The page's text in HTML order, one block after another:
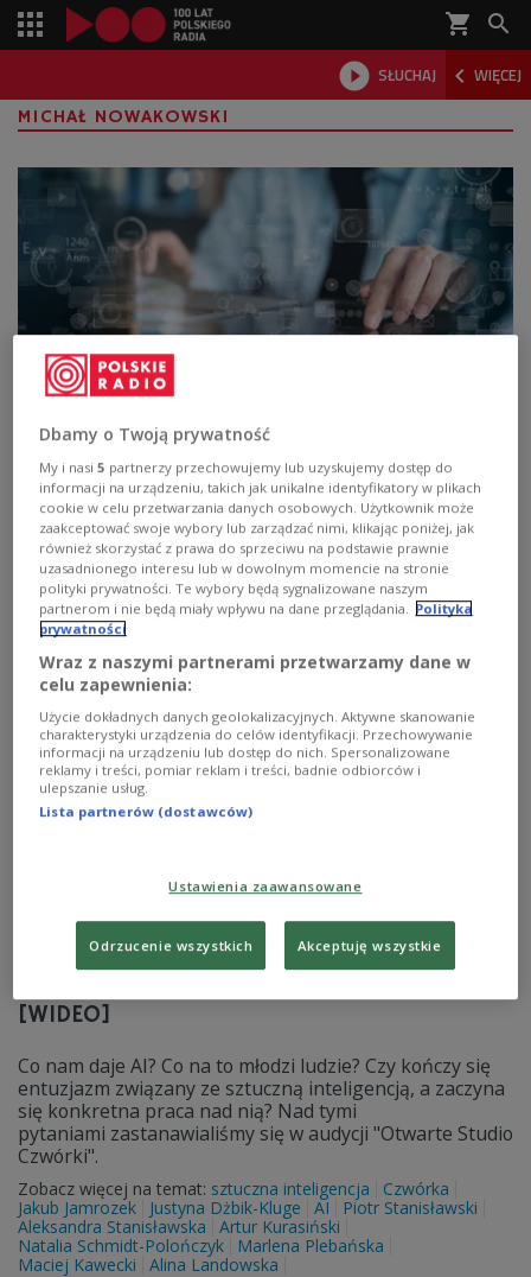
shopping_cart 
 SŁUCHAJ  WIĘCEJ

MICHAŁ NOWAKOWSKI
Czy z nowymi technologiami da się
dobrze żyć?
Czy jesteśmy skazani na życie w społeczeństwie, w
którym technologia dyktuje warunki funkcjonowania?
Czy możemy sobie pozwolić na odejście od niej, albo
choć na ograniczenie jej roli?
Zobacz więcej na temat:Trójka Zobacz także Michał Matus
media społecznościowe
cyfryzacja
socjologia Magdalena Bigaj
AI - koniec czy początek
[WIDEO]
Co nam daje AI? Co na to młodzi ludzie? Czy kończy się
entuzjazm związany ze sztuczną inteligencją, a zaczyna
się konkretna praca nad nią? Nad tymi
pytaniami zastanawialiśmy się w audycji "Otwarte Studio
Czwórki".
Zobacz więcej na temat: sztuczna inteligencja
Czwórka
Jakub Jamrozek
Justyna Dżbik-Kluge AI
Piotr Stanisławski
Aleksandra Stanisławska
Artur Kurasiński
Natalia Schmidt-Polończyk
Marlena Plebańska
Maciej Kawecki
Alina Landowska
Dbamy o Twoją prywatność
My i nasi5 partnerzy przechowujemy lub uzyskujemy dostęp do
informacji na urządzeniu, takich jak unikalne identyfikatory w plikach
cookie w celu przetwarzania danych osobowych. Użytkownik może
zaakceptować swoje wybory lub zarządzać nimi, klikając poniżej, jak
również skorzystać z prawa do sprzeciwu na podstawie prawnie
uzasadnionego interesu lub w dowolnym momencie na stronie
polityki prywatności. Te wybory będą sygnalizowane naszym
partnerom i nie będą miały wpływu na dane przeglądania. Polityka
prywatności
Wraz z naszymi partnerami przetwarzamy dane w
celu zapewnienia:
Użycie dokładnych danych geolokalizacyjnych. Aktywne skanowanie
charakterystyki urządzenia do celów identyfikacji. Przechowywanie
informacji na urządzeniu lub dostęp do nich. Spersonalizowane
reklamy i treści, pomiar reklam i treści, badnie odbiorców i
ulepszanie usług.
Lista partnerów (dostawców)
Ustawienia zaawansowane
Odrzucenie wszystkich Akceptuję wszystkie